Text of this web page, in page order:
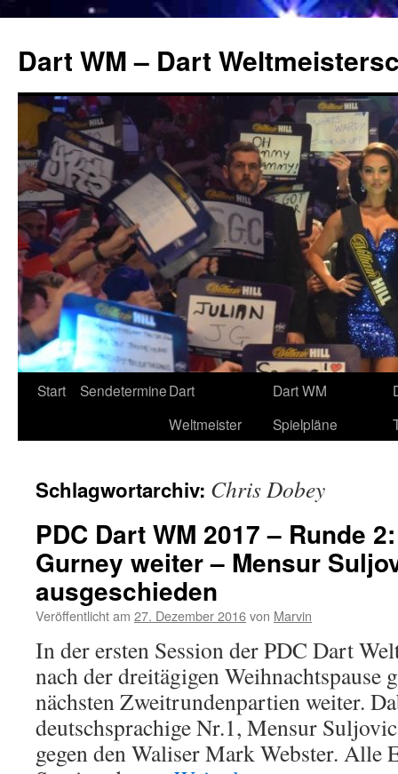
springen
Dart WM – Dart
Start SendetermineDart
Weltmeister
Dart WM
Spielpläne
Schlagwortarchiv: Chris Dobey
PDC Dart WM 2017 – Runde
Gurney weiter – Mensur
ausgeschieden
Veröffentlicht am 27. Dezember 2016von Marvin
In der ersten Session der PDC Dart
nach der dreitägigen Weihnachtspause
nächsten Zweitrundenpartien weiter.
deutschsprachige Nr.1, Mensur
gegen den Waliser Mark Webster. Alle